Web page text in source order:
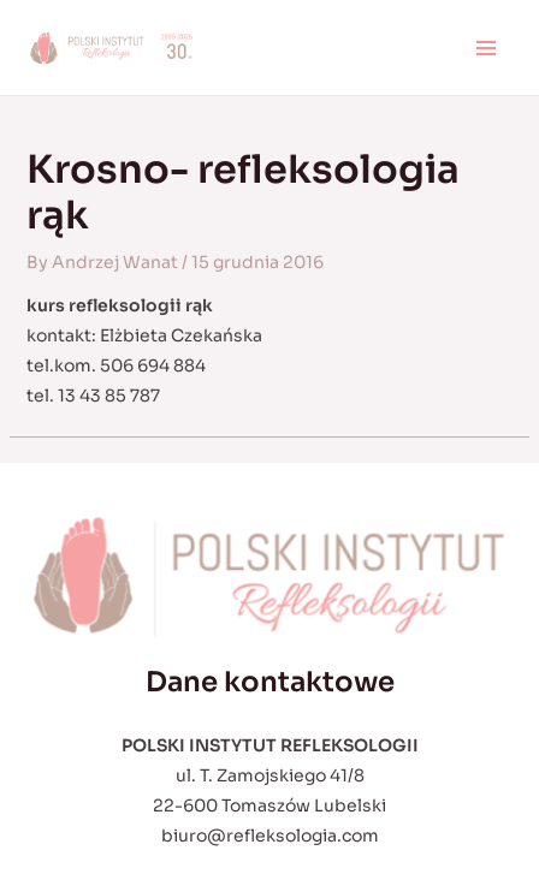
Krosno- refleksologia
rąk
By Andrzej Wanat/15 grudnia 2016
kurs refleksologii rąk
kontakt: Elżbieta Czekańska
tel.kom. 506 694 884
tel. 13 43 85 787
Dane kontaktowe
POLSKI INSTYTUT REFLEKSOLOGII
ul. T. Zamojskiego 41/8
22-600 Tomaszów Lubelski
biuro@refleksologia.com